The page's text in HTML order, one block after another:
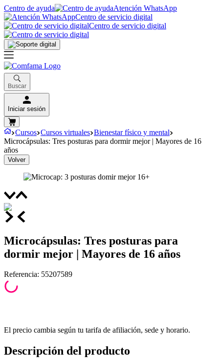
Centro de ayuda
Atención WhatsApp
Centro de servicio digital
Centro de servicio digital
Buscar
Iniciar sesión
Cursos Cursos virtuales Bienestar físico y mental
Microcápsulas: Tres posturas para dormir mejor | Mayores de 16
años
Volver
Microcápsulas: Tres posturas para
dormir mejor | Mayores de 16 años
Referencia: 55207589
El precio cambia según tu tarifa de afiliación, sede y horario.
Descripción del producto